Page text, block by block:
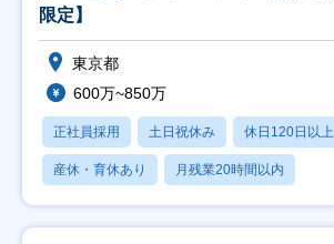
限定】
東京都
600万~850万
正社員採用 土日祝休み 休日120日以上
産休・育休あり 月残業20時間以内